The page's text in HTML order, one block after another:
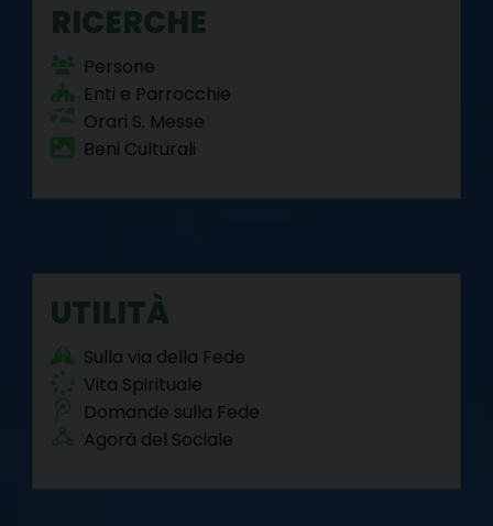
RICERCHE
Persone
Enti e Parrocchie
Orari S. Messe
Beni Culturali
UTILITÀ
Sulla via della Fede
Vita Spirituale
Domande sulla Fede
Agorà del Sociale